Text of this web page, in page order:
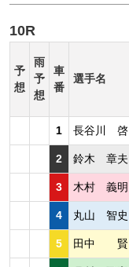
10R
予
想
雨
予
想
車
番
選手名
1 長谷川 啓
2 鈴木 章夫
3 木村 義明
4 丸山 智史
5 田中 賢